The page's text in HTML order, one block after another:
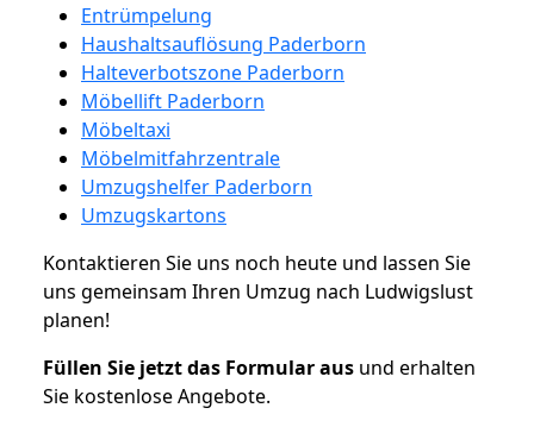
Entrümpelung
Haushaltsauflösung Paderborn
Halteverbotszone Paderborn
Möbellift Paderborn
Möbeltaxi
Möbelmitfahrzentrale
Umzugshelfer Paderborn
Umzugskartons
Kontaktieren Sie uns noch heute und lassen Sie
uns gemeinsam Ihren Umzug nach Ludwigslust
planen!
Füllen Sie jetzt das Formular aus und erhalten
Sie kostenlose Angebote.